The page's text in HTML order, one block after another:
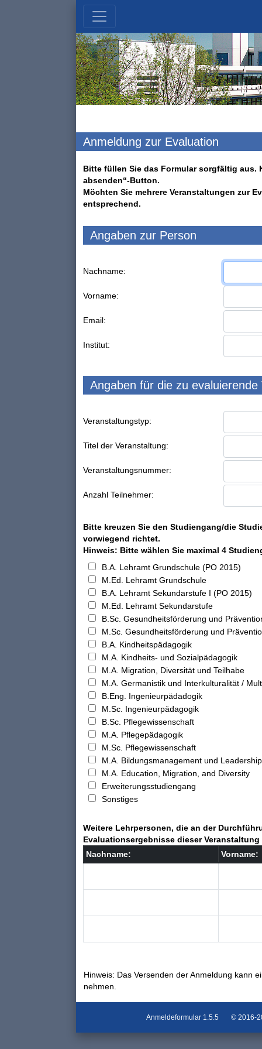
Anmeldung zur Evaluation
Bitte füllen Sie das Formular sorgfältig aus.
absenden“-Button.
Möchten Sie mehrere Veranstaltungen zur
entsprechend.
Angaben zur Person
Nachname:
Vorname:
Email:
Institut:
Angaben für die zu evaluierende
Veranstaltungstyp:
Titel der Veranstaltung:
Veranstaltungsnummer:
Anzahl Teilnehmer:
Bitte kreuzen Sie den Studiengang/die
vorwiegend richtet.
Hinweis: Bitte wählen Sie maximal 4
B.A. Lehramt Grundschule (PO 2015)
M.Ed. Lehramt Grundschule
B.A. Lehramt Sekundarstufe I (PO 2015)
M.Ed. Lehramt Sekundarstufe
B.Sc. Gesundheitsförderung und
M.Sc. Gesundheitsförderung und
B.A. Kindheitspädagogik
M.A. Kindheits- und Sozialpädagogik
M.A. Migration, Diversität und Teilhabe
M.A. Germanistik und Interkulturalität /
B.Eng. Ingenieurpädadogik
M.Sc. Ingenieurpädagogik
B.Sc. Pflegewissenschaft
M.A. Pflegepädagogik
M.Sc. Pflegewissenschaft
M.A. Bildungsmanagement und
M.A. Education, Migration, and Diversity
Erweiterungsstudiengang
Sonstiges
Weitere Lehrpersonen, die an der
Evaluationsergebnisse dieser
Nachname:
Vorname:
Hinweis: Das Versenden der Anmeldung kann
nehmen.
Anmeldeformular 1.5.5 © 2016-